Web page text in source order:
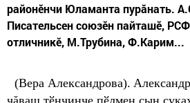
районӗнчи Юламанта пурăнать.
Писательсен союзӗн пайташӗ,
отличникӗ, М.Трубина, Ф.Карим...
(Вера Александрова).
чăваш тӗнчинче пӗлмен çын